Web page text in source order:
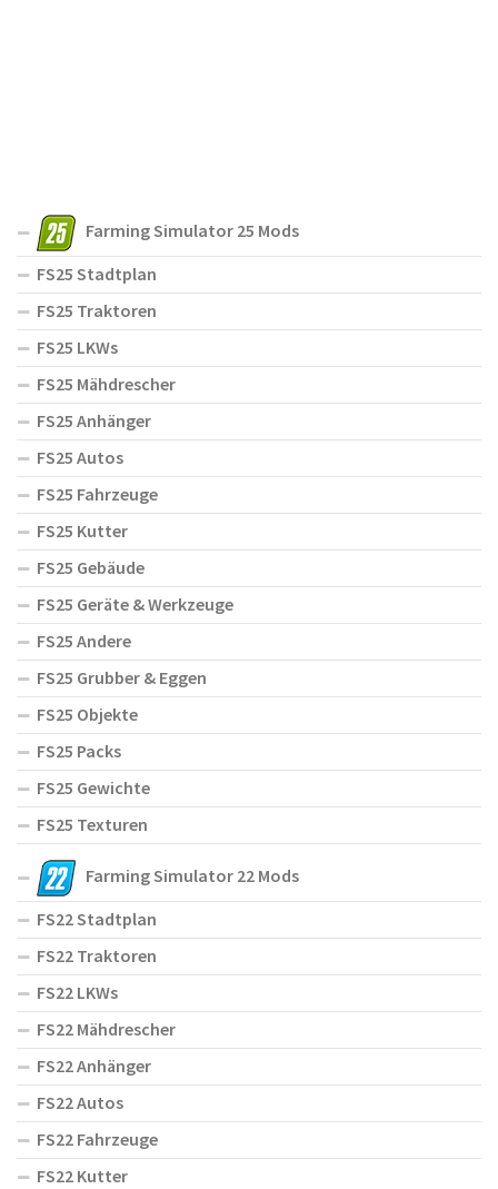
Farming Simulator 25 Mods
FS25 Stadtplan
FS25 Traktoren
FS25 LKWs
FS25 Mähdrescher
FS25 Anhänger
FS25 Autos
FS25 Fahrzeuge
FS25 Kutter
FS25 Gebäude
FS25 Geräte & Werkzeuge
FS25 Andere
FS25 Grubber & Eggen
FS25 Objekte
FS25 Packs
FS25 Gewichte
FS25 Texturen
Farming Simulator 22 Mods
FS22 Stadtplan
FS22 Traktoren
FS22 LKWs
FS22 Mähdrescher
FS22 Anhänger
FS22 Autos
FS22 Fahrzeuge
FS22 Kutter